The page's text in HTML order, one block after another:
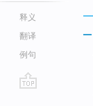
释义
翻译
例句